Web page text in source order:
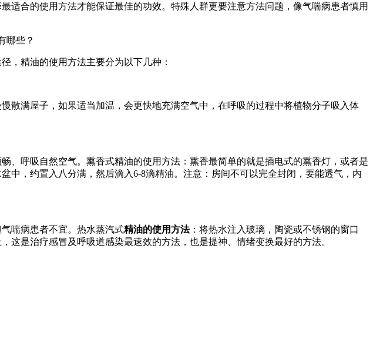
适合的使用方法才能保证最佳的功效。 特殊人群更要注意方法问题，像气喘病患者慎用
，精油的使用方法主要分为以下几种：
散满屋子，如果适当加温，会更快地充满空气中，在呼吸的过程中将植物分子吸入体
呼吸自然空气。熏香式精油的使用方法：熏香最简单的就是插电式的熏香灯，或者是
中，约置入八分满，然后滴入6-8滴精油。注意：房间不可以完全封闭，要能透气，内
喘病患者不宜。热水蒸汽式精油的使用方法：将热水注入玻璃，陶瓷或不锈钢的窗口
这是治疗感冒及呼吸道感染最速效的方法，也是提神、情绪变换最好的方法。